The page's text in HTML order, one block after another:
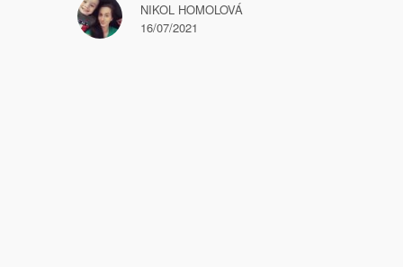
NIKOL HOMOLOVÁ
16/07/2021